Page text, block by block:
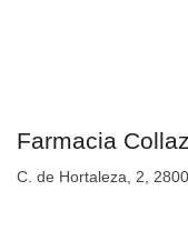
Farmacia
C. de Hortaleza, 2,